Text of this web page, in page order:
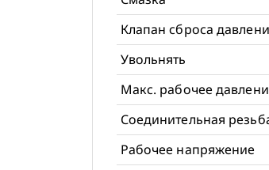
Клапан сброса
Увольнять
Макс. рабочее
Соединительная
Рабочее напряжение